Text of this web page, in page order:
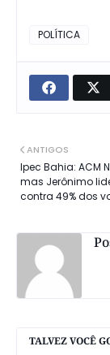
POLÍTICA
ANTIGOS
Ipec Bahia: ACM
mas Jerônimo
contra 49% dos
TALVEZ VOCÊ